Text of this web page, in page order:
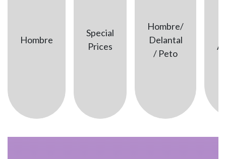
Hombre
Special
Prices
Hombre/
Delantal
/ Peto